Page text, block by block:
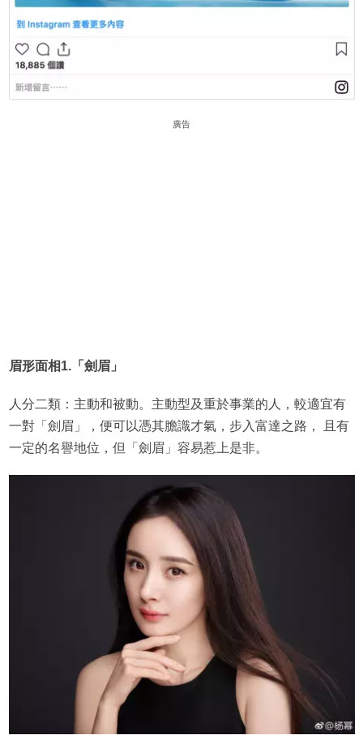
廣告
眉形面相1.「 劍眉」
人分二類：主動和被動。主動型及重於事業的人，較適宜有
一對「劍眉」，便可以憑其膽識才氣，步入富達之路， 且有
一定的名譽地位，但「劍眉」容易惹上是非。